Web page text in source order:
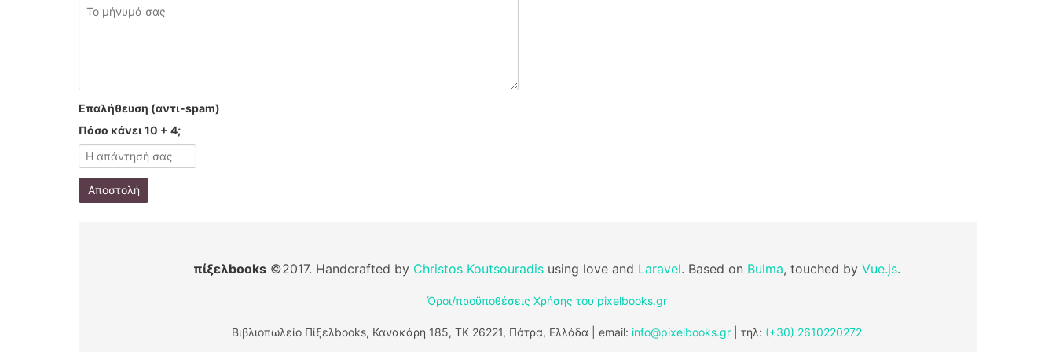
Επαλήθευση (αντι-spam)
Πόσο κάνει 10 + 4;
Αποστολή
πίξελbooks ©2017. Handcrafted by Christos Koutsouradis using love and Laravel. Based on Bulma, touched by Vue.js.
Όροι/προϋποθέσεις Χρήσης του pixelbooks.gr
Βιβλιοπωλείο Πίξελbooks, Κανακάρη 185, ΤΚ 26221, Πάτρα, Ελλάδα | email: info@pixelbooks.gr | τηλ: (+30) 2610220272